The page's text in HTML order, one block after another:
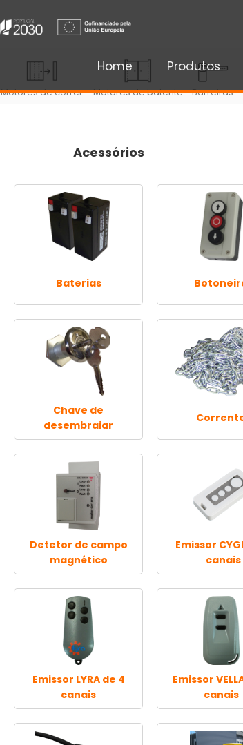
Home Produtos
Motores de correr Motores de batente Barreiras
Acessórios
Baterias
Chave de
desembraiar
Detetor de campo
magnético
Emissor
canais
Emissor LYRA de 4
canais
Emissor
canais